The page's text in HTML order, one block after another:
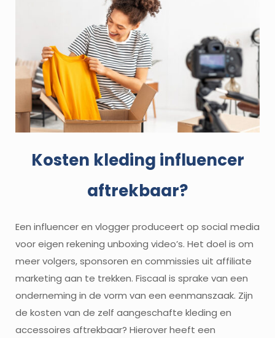
Kosten kleding influencer
aftrekbaar?
Een influencer en vlogger produceert op social media
voor eigen rekening unboxing video’s. Het doel is om
meer volgers, sponsoren en commissies uit affiliate
marketing aan te trekken. Fiscaal is sprake van een
onderneming in de vorm van een eenmanszaak. Zijn
de kosten van de zelf aangeschafte kleding en
accessoires aftrekbaar? Hierover heeft een